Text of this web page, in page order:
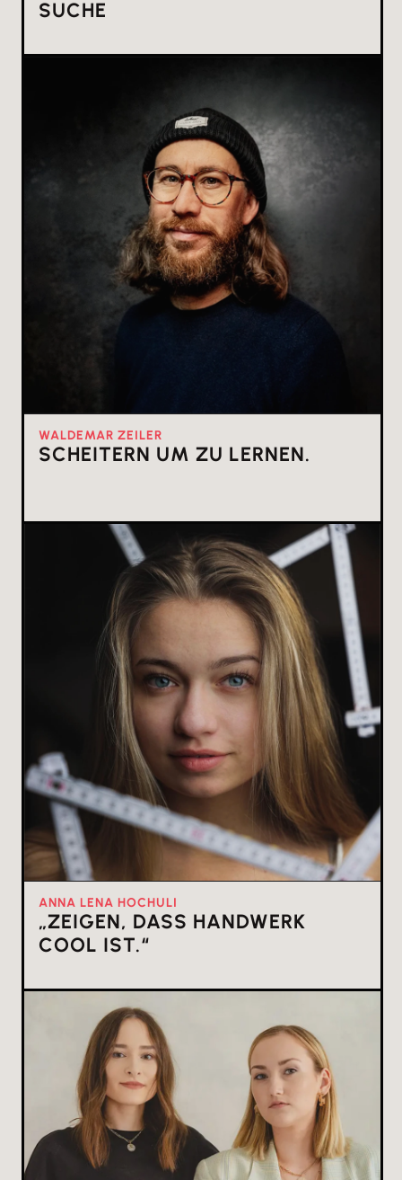
SUCHE
WALDEMAR ZEILER
SCHEITERN UM ZU LERNEN.
ANNA LENA HOCHULI
„ZEIGEN, DASS HANDWERK
COOL IST.“